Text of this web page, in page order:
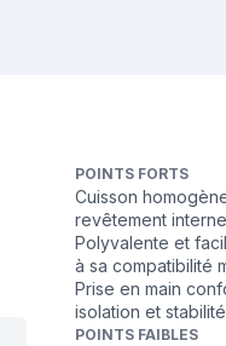
POINTS FORTS
Cuisson
revêtement
Polyvalente et
à sa compatibilité
Prise en main
isolation et
POINTS FAIBLES